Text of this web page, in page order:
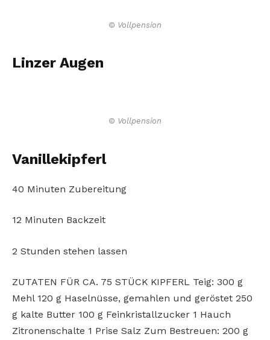
© Vollpension
Linzer Augen
© Vollpension
Vanillekipferl
40 Minuten Zubereitung
12 Minuten Backzeit
2 Stunden stehen lassen
ZUTATEN FÜR CA. 75 STÜCK KIPFERL Teig: 300 g
Mehl 120 g Haselnüsse, gemahlen und geröstet 250
g kalte Butter 100 g Feinkristallzucker 1 Hauch
Zitronenschalte 1 Prise Salz Zum Bestreuen: 200 g